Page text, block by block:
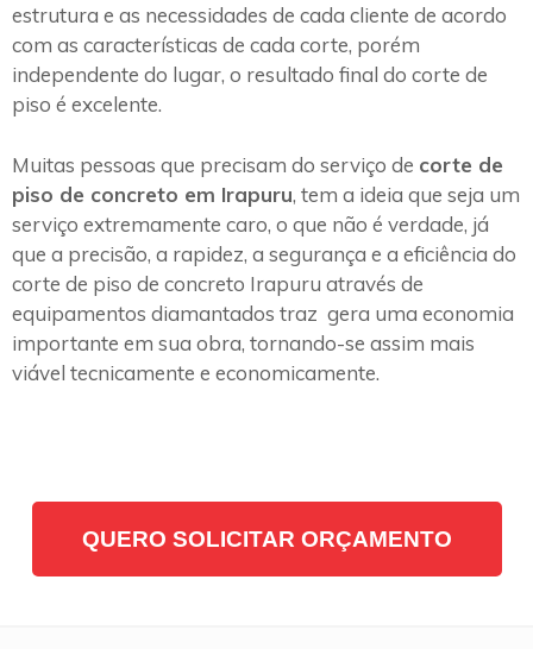
estrutura e as necessidades de cada cliente de acordo
com as características de cada corte, porém
independente do lugar, o resultado final do corte de
piso é excelente.
Muitas pessoas que precisam do serviço de corte de
piso de concreto em Irapuru, tem a ideia que seja um
serviço extremamente caro, o que não é verdade, já
que a precisão, a rapidez, a segurança e a eficiência do
corte de piso de concreto Irapuru através de
equipamentos diamantados traz gera uma economia
importante em sua obra, tornando-se assim mais
viável tecnicamente e economicamente.
QUERO SOLICITAR ORÇAMENTO